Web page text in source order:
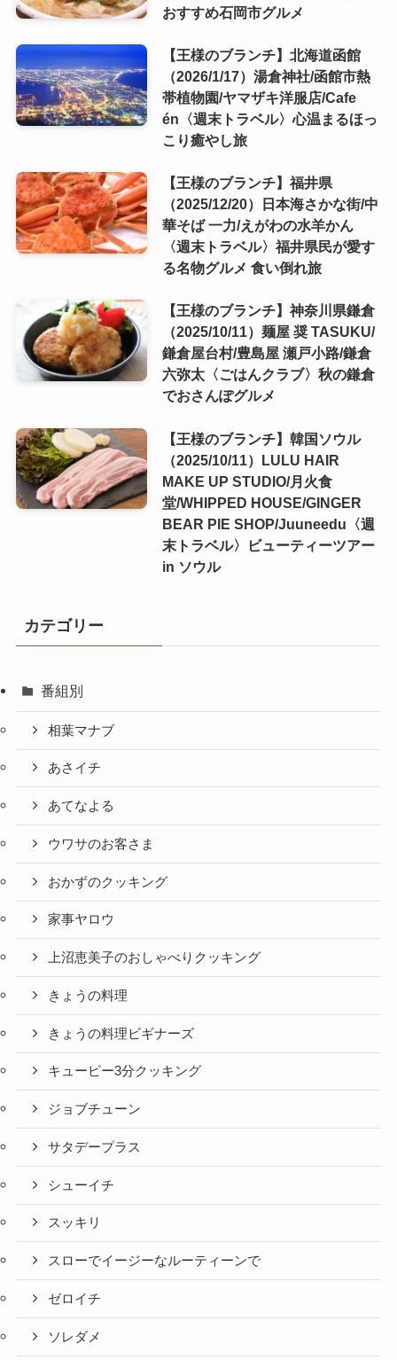
おすすめ石岡市グルメ
【王様のブランチ】北海道函館
（2026/1/17）湯倉神社/函館市熱
帯植物園/ヤマザキ洋服店/Cafe
én〈週末トラベル〉心温まるほっ
こり癒やし旅
【王様のブランチ】福井県
（2025/12/20）日本海さかな街/中
華そば 一力/えがわの水羊かん
〈週末トラベル〉福井県民が愛す
る名物グルメ 食い倒れ旅
【王様のブランチ】神奈川県鎌倉
（2025/10/11）麺屋 奨 TASUKU/
鎌倉屋台村/豊島屋 瀬戸小路/鎌倉
六弥太〈ごはんクラブ〉秋の鎌倉
でおさんぽグルメ
【王様のブランチ】韓国ソウル
（2025/10/11）LULU HAIR
MAKE UP STUDIO/月火食
堂/WHIPPED HOUSE/GINGER
BEAR PIE SHOP/Juuneedu〈週
末トラベル〉ビューティーツアー
in ソウル
カテゴリー
番組別
相葉マナブ
あさイチ
あてなよる
ウワサのお客さま
おかずのクッキング
家事ヤロウ
上沼恵美子のおしゃべりクッキング
きょうの料理
きょうの料理ビギナーズ
キューピー3分クッキング
ジョブチューン
サタデープラス
シューイチ
スッキリ
スローでイージーなルーティーンで
ゼロイチ
ソレダメ